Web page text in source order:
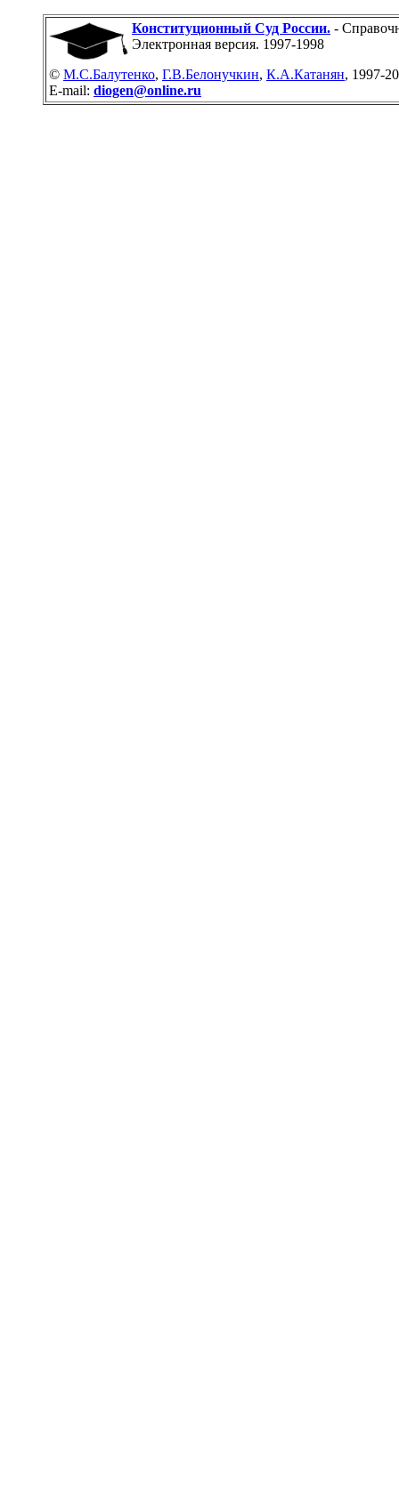
Конституционный Суд России. -
Электронная версия. 1997-1998
© М.С.Балутенко, Г.В.Белонучкин, К.А.Катанян, 1997-
E-mail: diogen@online.ru